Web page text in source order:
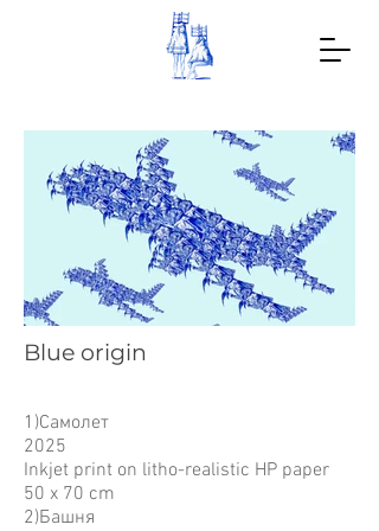
Blue origin
1)Самолет
2025
Inkjet print on litho-realistic HP paper
50 x 70 cm
2)Башня